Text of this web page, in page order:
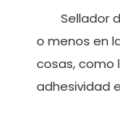
Sellador
o menos en
cosas, como
adhesividad